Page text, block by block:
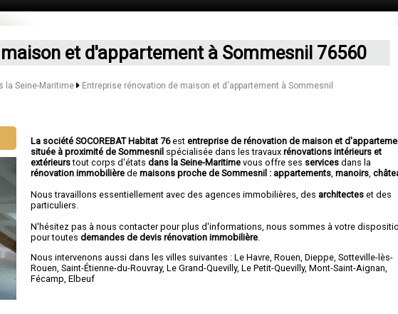
et d'appartement à Sommesnil 76560
la Seine-Maritime Entreprise rénovation de maison et d'appartement à Sommesnil
La société SOCOREBAT Habitat 76estentreprise de rénovation de maison et
située à proximité de Sommesnil spécialisée dans les travauxrénovations intérieurs et
extérieurstout corps d'états dans la Seine-Maritimevous offre ses services dans la
rénovation immobilière demaisons proche de Sommesnil : appartements ,manoirs ,
Nous travaillons essentiellement avec des agences immobilières, des architectes et des
particuliers.
N'hésitez pas à nous contacter pour plus d'informations, nous sommes à votre
pour toutesdemandes de devis rénovation immobilière
Nous intervenons aussi dans les villes suivantes :Le Havre ,Rouen ,Dieppe ,Sotteville-lès-
Rouen ,Saint-Étienne-du-Rouvray,Le Grand-Quevilly,Le Petit-Quevilly,Mont-Saint-Aignan
Fécamp ,Elbeuf